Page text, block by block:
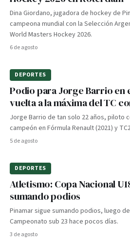
Dina Giordano, jugadora de hockey de
campeona mundial con la Selección
World Masters Hockey 2026.
6 de agosto
DEPORTES
Podio para Jorge Barrio en
vuelta a la máxima del TC
Jorge Barrio de tan solo 22 años, piloto
campeón en Fórmula Renault (2021) y
5 de agosto
DEPORTES
Atletismo: Copa Nacional
sumando podios
Pinamar sigue sumando podios, luego
Campeonato sub 23 hace pocos días.
3 de agosto